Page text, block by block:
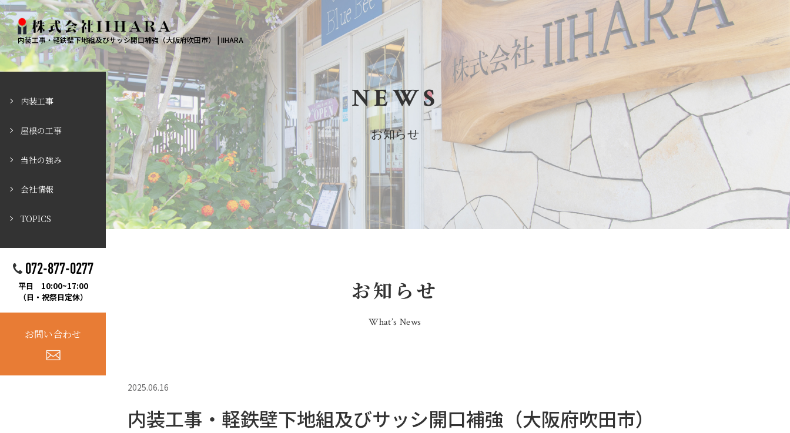
内装工事・軽鉄壁下地組及びサッシ開口補強（大阪府吹田市） | IIHARA
内装工事
屋根の工事
当社の強み
会社情報
TOPICS
072-877-0277
平日 10:00~17:00
（日・祝祭日定休）
お問い合わせ
NEWS
お知らせ
お知らせ
What’s News
2025.06.16
内装工事・軽鉄壁下地組及びサッシ開口補強（大阪府吹田市）